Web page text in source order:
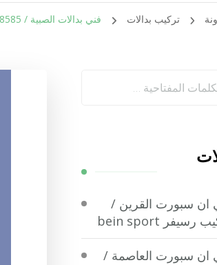
تركيب بدالات فني بدالات الصبية / 66428585 / فني تركيب صيانة تصليح بدالات انتركم كاميرات
ان سبورت القرين /
ان سبورت العاصمة /